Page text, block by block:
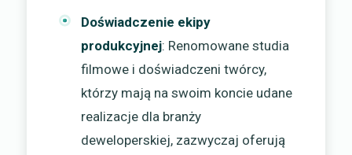
Doświadczenie ekipy
produkcyjnej: Renomowane studia
filmowe i doświadczeni twórcy,
którzy mają na swoim koncie udane
realizacje dla branży
deweloperskiej, zazwyczaj oferują